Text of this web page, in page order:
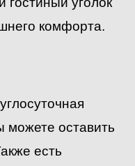
комфорта.
можете оставить
есть